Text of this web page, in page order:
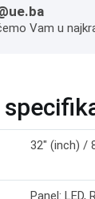
Vam u
32" (inch) /
Panel: LED,